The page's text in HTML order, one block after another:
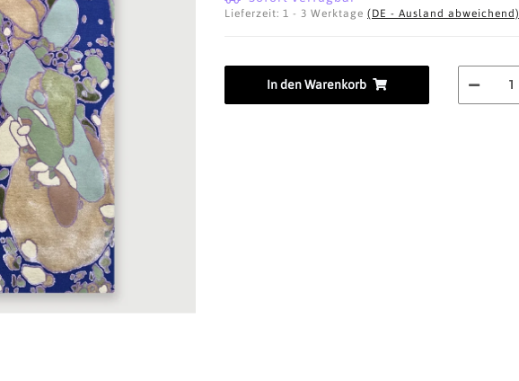
Lieferzeit: 1 - 3 Werktage (DE - Ausland abweichend)
In den Warenkorb